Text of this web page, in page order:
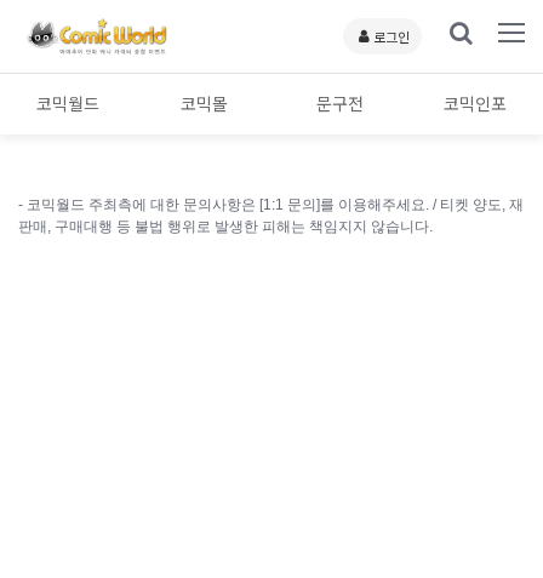
로그인
코믹월드 코믹몰 문구전 코믹인포
- 코믹월드 주최측에 대한 문의사항은 [1:1 문의]를 이용해주세요. / 티켓 양도, 재
판매, 구매대행 등 불법 행위로 발생한 피해는 책임지지 않습니다.